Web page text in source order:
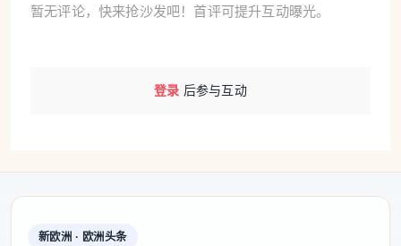
暂无评论，快来抢沙发吧！首评可提升互动曝光。
登录 后参与互动
新欧洲 · 欧洲头条